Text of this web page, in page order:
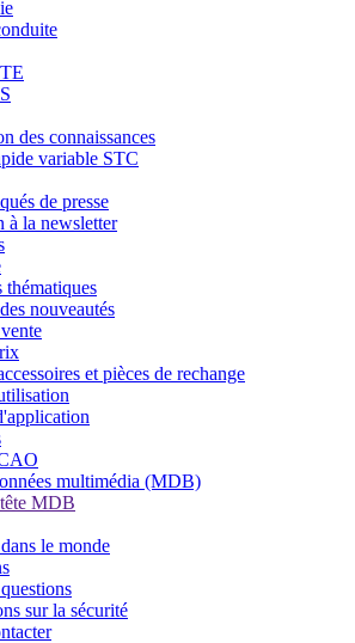
des connaissances
variable STC
de presse
à la newsletter
thématiques
nouveautés
et pièces de rechange
multimédia (MDB)
MDB
le monde
sur la sécurité